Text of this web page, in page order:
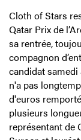
Cloth of Stars
Qatar Prix de
sa rentrée,
compagnon
candidat samedi
n'a pas
d'euros
plusieurs
représentant de